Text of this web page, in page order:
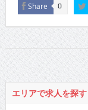
Share 0
エリアで求人を探す